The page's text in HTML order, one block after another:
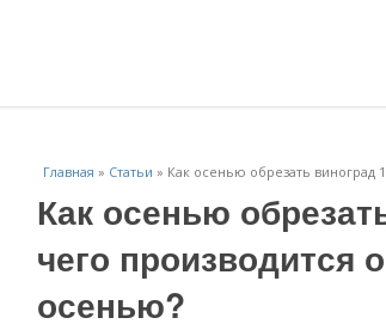
Главная » Статьи » Как осенью обрезать виноград
Как осенью
чего производится
осенью?